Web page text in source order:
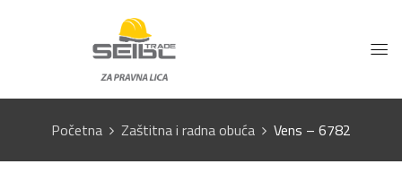
Početna Zaštitna i radna obuća Vens – 6782